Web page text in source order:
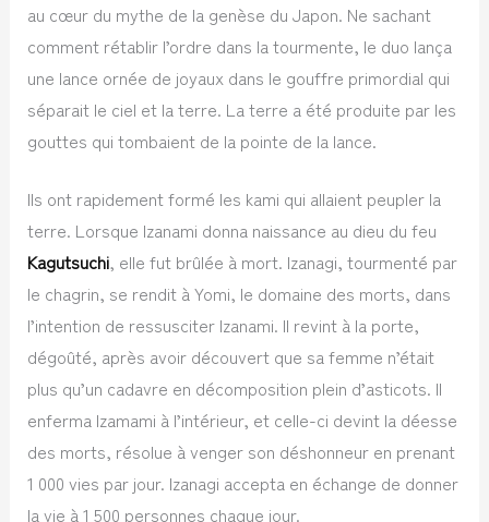
au cœur du mythe de la genèse du Japon. Ne sachant
comment rétablir l’ordre dans la tourmente, le duo lança
une lance ornée de joyaux dans le gouffre primordial qui
séparait le ciel et la terre. La terre a été produite par les
gouttes qui tombaient de la pointe de la lance.
Ils ont rapidement formé les kami qui allaient peupler la
terre. Lorsque Izanami donna naissance au dieu du feu
Kagutsuchi, elle fut brûlée à mort. Izanagi, tourmenté par
le chagrin, se rendit à Yomi, le domaine des morts, dans
l’intention de ressusciter Izanami. Il revint à la porte,
dégoûté, après avoir découvert que sa femme n’était
plus qu’un cadavre en décomposition plein d’asticots. Il
enferma Izamami à l’intérieur, et celle-ci devint la déesse
des morts, résolue à venger son déshonneur en prenant
1 000 vies par jour. Izanagi accepta en échange de donner
la vie à 1 500 personnes chaque jour.